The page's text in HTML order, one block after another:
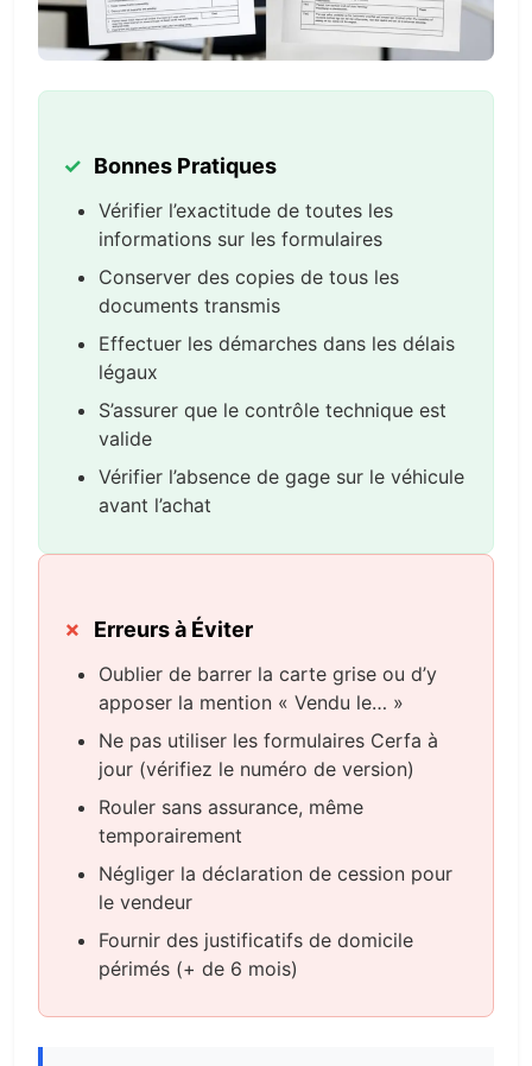
Bonnes Pratiques
Vérifier l’exactitude de toutes les
informations sur les formulaires
Conserver des copies de tous les
documents transmis
Effectuer les démarches dans les délais
légaux
S’assurer que le contrôle technique est
valide
Vérifier l’absence de gage sur le véhicule
avant l’achat
Erreurs à Éviter
Oublier de barrer la carte grise ou d’y
apposer la mention « Vendu le… »
Ne pas utiliser les formulaires Cerfa à
jour (vérifiez le numéro de version)
Rouler sans assurance, même
temporairement
Négliger la déclaration de cession pour
le vendeur
Fournir des justificatifs de domicile
périmés (+ de 6 mois)